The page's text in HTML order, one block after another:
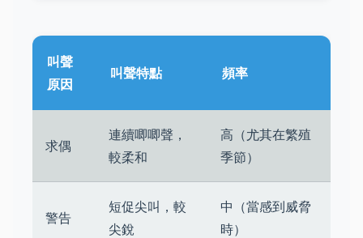
叫聲
原因
叫聲特點 頻率
求偶
連續唧唧聲，
較柔和
高（尤其在繁殖
季節）
警告
短促尖叫，較
尖銳
中（當感到威脅
時）